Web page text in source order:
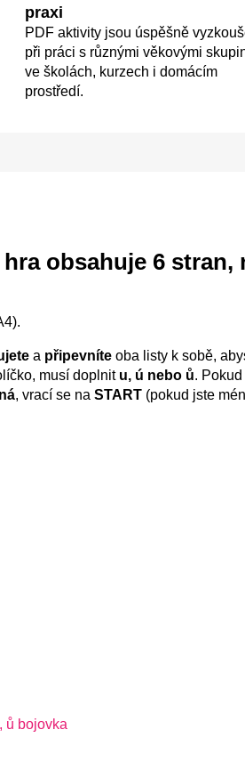
praxi
PDF aktivity jsou úspěšně
při práci s různými věkovými
ve školách, kurzech i domácím
prostředí.
hra obsahuje 6 stran,
a připevníte oba listy k sobě,
musí doplnit u, ú nebo ů.
, vrací se na START (pokud jste
ů bojovka